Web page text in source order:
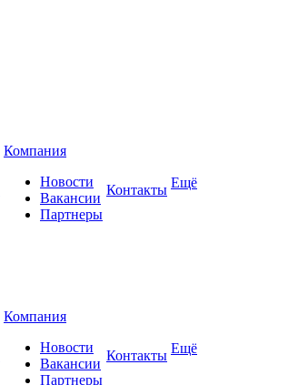
Компания
Новости
Вакансии
Партнеры
Контакты Ещё
Компания
Новости
Вакансии
Партнеры
Контакты Ещё